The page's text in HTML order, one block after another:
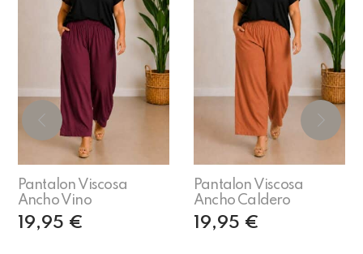
Pantalon Viscosa
Ancho Vino
19,95 €
Pantalon Viscosa
Ancho Caldero
19,95 €